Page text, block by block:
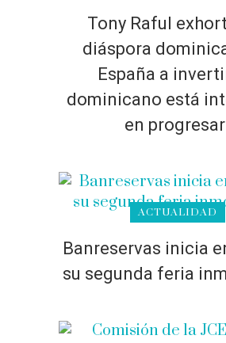
Tony Raful
diáspora
España a
dominicano está
en
ACTUALIDAD
Banreservas inicia
su segunda feria